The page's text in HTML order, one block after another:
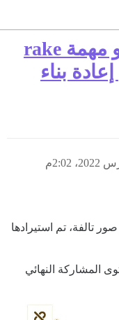
لماذا لا يعمل أمر rails أو مهمة rake
بناء
تالفة، تم استيرادها
المشاركة النهائي